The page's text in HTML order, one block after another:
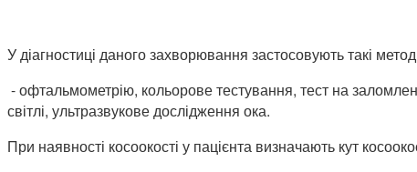
У діагностиці даного захворювання застосовують такі
- офтальмометрію, кольорове тестування, тест на
світлі, ультразвукове дослідження ока.
При наявності косоокості у пацієнта визначають кут